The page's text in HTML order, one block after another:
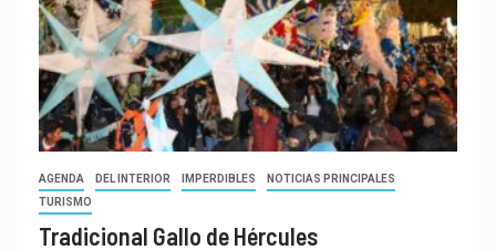
AGENDA DEL INTERIOR IMPERDIBLES
NOTICIAS PRINCIPALES
TURISMO
Tradicional Gallo de Hércules